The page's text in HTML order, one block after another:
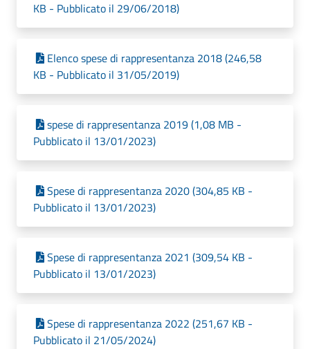
KB - Pubblicato il 29/06/2018)
Elenco spese di rappresentanza 2018 (246,58
KB - Pubblicato il 31/05/2019)
spese di rappresentanza 2019 (1,08 MB -
Pubblicato il 13/01/2023)
Spese di rappresentanza 2020 (304,85 KB -
Pubblicato il 13/01/2023)
Spese di rappresentanza 2021 (309,54 KB -
Pubblicato il 13/01/2023)
Spese di rappresentanza 2022 (251,67 KB -
Pubblicato il 21/05/2024)